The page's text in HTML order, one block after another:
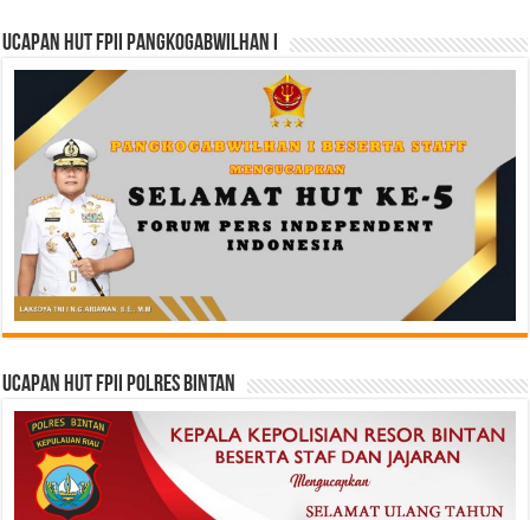
Ucapan HUT FPII PANGKOGABWILHAN I
Ucapan HUT FPII Polres Bintan